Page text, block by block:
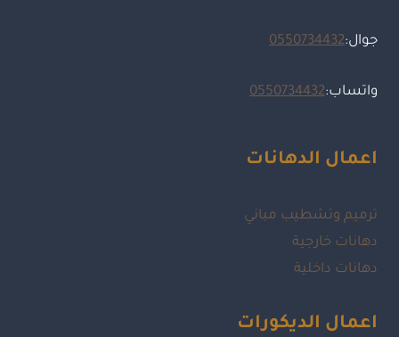
جوال:0550734432
واتساب:0550734432
اعمال الدهانات
ترميم وتشطيب مباني
دهانات خارجية
دهانات داخلية
اعمال الديكورات